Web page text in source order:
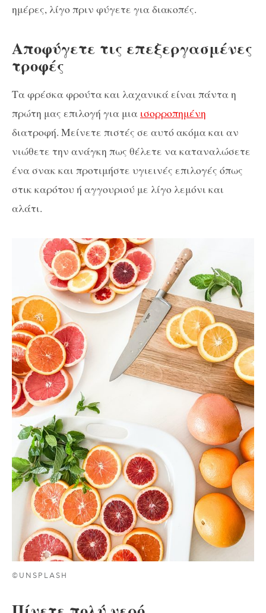
ημέρες, λίγο πριν φύγετε για διακοπές.
Αποφύγετε τις επεξεργασμένες
τροφές
Τα φρέσκα φρούτα και λαχανικά είναι πάντα η
πρώτη μας επιλογή για μια ισορροπημένη
διατροφή. Μείνετε πιστές σε αυτό ακόμα και αν
νιώθετε την ανάγκη πως θέλετε να καταναλώσετε
ένα σνακ και προτιμήστε υγιεινές επιλογές όπως
στικ καρότου ή αγγουριού με λίγο λεμόνι και
αλάτι.
©UNSPLASH